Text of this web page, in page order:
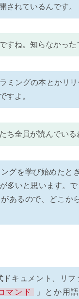
されているんです。
すね。知らなかった
ミングの本とかリリ
すよ。
ち全員が読んでいる
グを学び始めたと
多いと思います。
あるので、どこか
ドキュメント、リ
マンド 」とか用